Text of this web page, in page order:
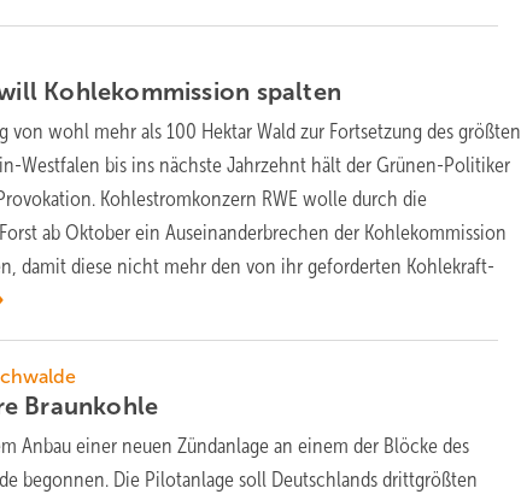
Kohlekommission spalten
von wohl mehr als 100 Hektar Wald zur Fortsetzung des größten
Westfalen bis ins nächste Jahrzehnt hält der Grünen-Politiker
Kohlestromkonzern RWE wolle durch die
ab Oktober ein Auseinanderbrechen der Kohlekommission
damit diese nicht mehr den von ihr geforderten Kohlekraft-
Braunkohle
Anbau einer neuen Zündanlage an einem der Blöcke des
begonnen. Die Pilotanlage soll Deutschlands drittgrößten